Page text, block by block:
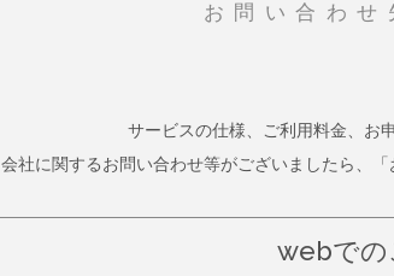
お問い合わせ
サービスの仕様、ご利用料金、お
会社に関するお問い合わせ等がございましたら、
webでの